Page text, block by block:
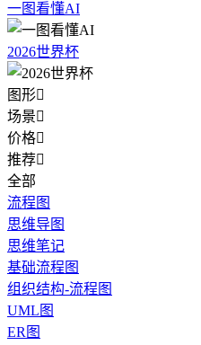
一图看懂AI
2026世界杯
图形
场景
价格
推荐
全部
流程图
思维导图
思维笔记
基础流程图
组织结构-流程图
UML图
ER图